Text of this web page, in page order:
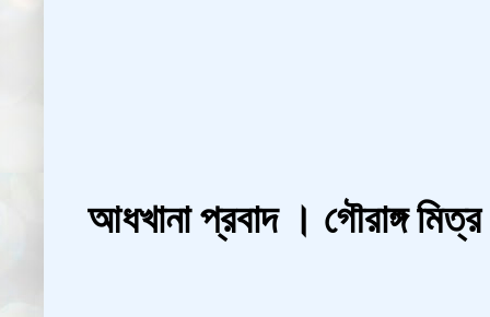
আধখানা প্রবাদ । গৌরাঙ্গ মিত্র